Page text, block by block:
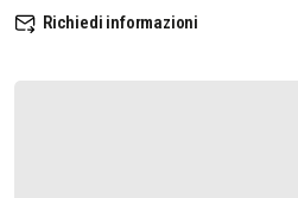
Richiedi informazioni